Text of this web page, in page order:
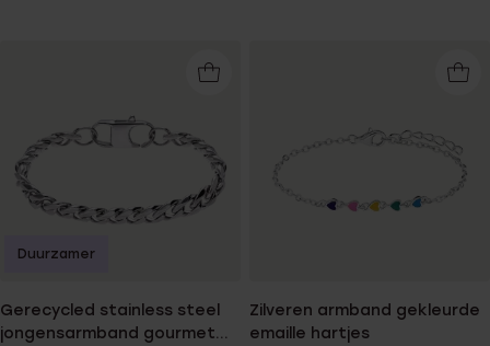
Gerecycled stainless steel
jongensarmband gourmet
Duurzamer
Zilveren armband gekleurde
emaille hartjes